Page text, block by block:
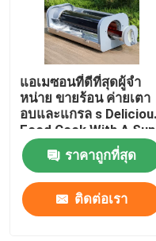
ถังปั๊มความร้อนแหล่งอ
เครื่องทําน้ําร้อนจาก
เครื่องทําน้ําร้อนไฟฟ้า
ถังน้ําเตาอบ
แอเมซอนที่ดีที่สุดผู้จํา
หน่าย ขายร้อน ค่ายเตา
อบและแกรล s
Food Cook With A Sun
Oven
ราคาถูกที่สุด
ติดต่อเรา